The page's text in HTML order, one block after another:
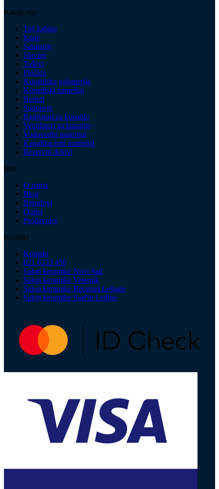
Kategorije
Tuš kabine
Kade
Sanitarije
Slavine
Tuševi
Pločice
Kupatilska galanterija
Kupatilski nameštaj
Bojleri
Sudopere
Radijatori za kupatilo
Ventilatori za kupatilo
Vodovodni materijal
Kanalizacioni materijal
Rezervni delovi
Info
O nama
Blog
Brendovi
Outlet
Prodavnice
Kontakt
Kontakt
021 6333 450
Salon keramike Novi Sad
Salon keramike Veternik
Salon keramike Beograd Leštane
Salon keramike Surčin Ledine